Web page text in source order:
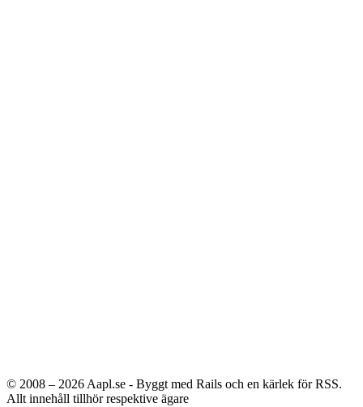
© 2008 – 2026 Aapl.se - Byggt med Rails och en kärlek för RSS.
Allt innehåll tillhör respektive ägare